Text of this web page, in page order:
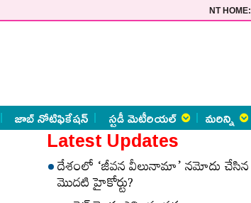
NT HOME:
జాబ్ నోటిఫికేషన్ స్టడీ మెటీరియల్ మరిన్ని
Latest Updates
దేశంలో ‘జీవన వీలునామా’ నమోదు చేసిన
మొదటి హైకోర్టు?